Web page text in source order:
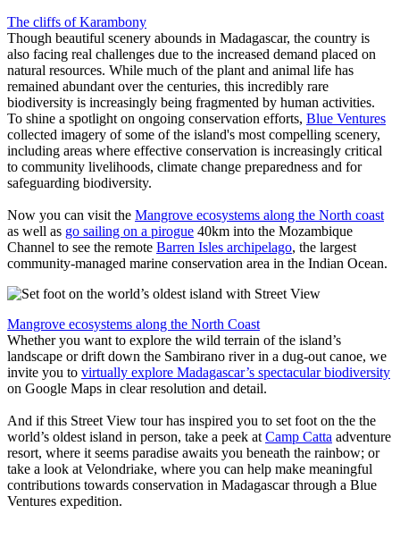
The cliffs of Karambony
Though beautiful scenery abounds in Madagascar, the country is
also facing real challenges due to the increased demand placed on
natural resources. While much of the plant and animal life has
remained abundant over the centuries, this incredibly rare
biodiversity is increasingly being fragmented by human activities.
To shine a spotlight on ongoing conservation efforts, Blue Ventures
collected imagery of some of the island's most compelling scenery,
including areas where effective conservation is increasingly critical
to community livelihoods, climate change preparedness and for
safeguarding biodiversity.
Now you can visit the Mangrove ecosystems along the North coast
as well as go sailing on a pirogue 40km into the Mozambique
Channel to see the remote Barren Isles archipelago, the largest
community-managed marine conservation area in the Indian Ocean.
Mangrove ecosystems along the North Coast
Whether you want to explore the wild terrain of the island’s
landscape or drift down the Sambirano river in a dug-out canoe, we
invite you to virtually explore Madagascar’s spectacular biodiversity
on Google Maps in clear resolution and detail.
And if this Street View tour has inspired you to set foot on the the
world’s oldest island in person, take a peek atCamp Catta adventure
resort, where it seems paradise awaits you beneath the rainbow; or
take a look at Velondriake, where you can help make meaningful
contributions towards conservation in Madagascar through a Blue
Ventures expedition.